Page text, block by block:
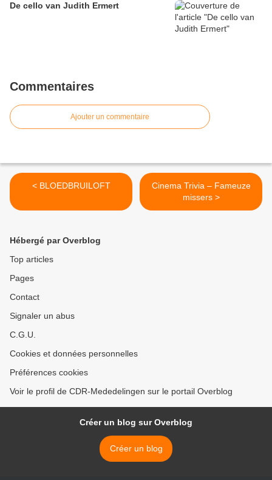
De cello van Judith Ermert
Commentaires
Ajouter un commentaire
< BLOEDBRUILOFT
Cinema Trivia – Fameuze
missers >
Hébergé par Overblog
Top articles
Pages
Contact
Signaler un abus
C.G.U.
Cookies et données personnelles
Préférences cookies
Voir le profil de CDR-Mededelingen sur le portail Overblog
Créer un blog sur Overblog
Créer un blog